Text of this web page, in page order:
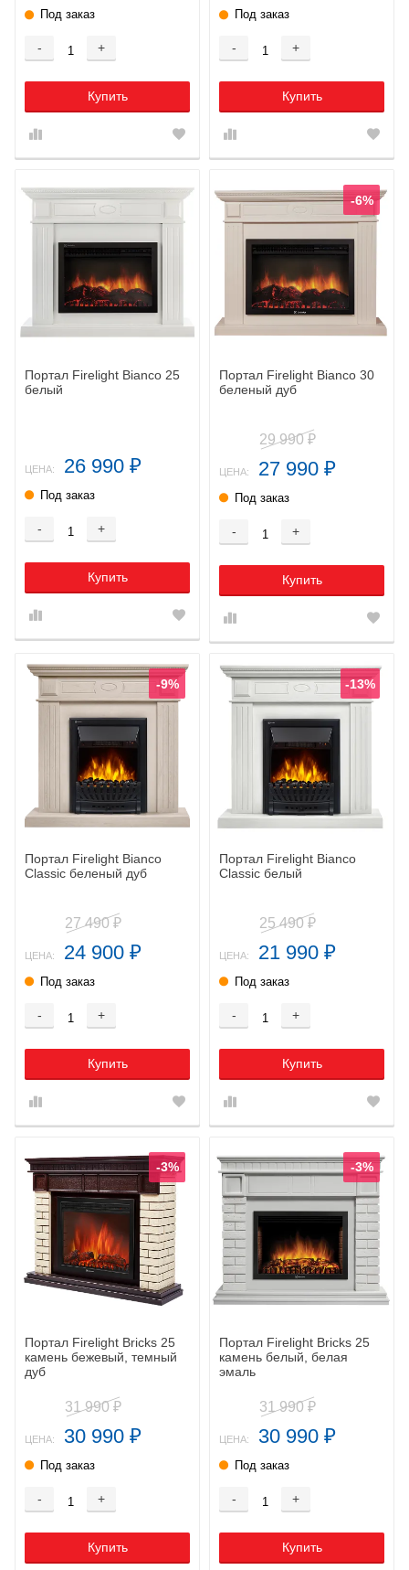
Под заказ
- +
Купить
Под заказ
- +
Купить
Портал Firelight Bianco 25
белый
ЦЕНА: 26 990 ₽
Под заказ
- +
Купить
-6%
Портал Firelight Bianco 30
беленый дуб
29 990 ₽
ЦЕНА: 27 990 ₽
Под заказ
- +
Купить
-9%
Портал Firelight Bianco
Classic беленый дуб
27 490 ₽
ЦЕНА: 24 900 ₽
Под заказ
- +
Купить
-13%
Портал Firelight Bianco
Classic белый
25 490 ₽
ЦЕНА: 21 990 ₽
Под заказ
- +
Купить
-3%
Портал Firelight Bricks 25
камень бежевый, темный
дуб
31 990 ₽
ЦЕНА: 30 990 ₽
Под заказ
- +
Купить
-3%
Портал Firelight Bricks 25
камень белый, белая
эмаль
31 990 ₽
ЦЕНА: 30 990 ₽
Под заказ
- +
Купить